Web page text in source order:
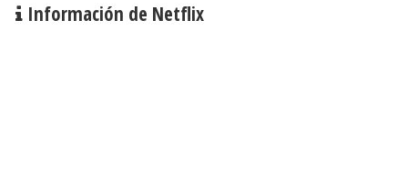
Información de Netflix